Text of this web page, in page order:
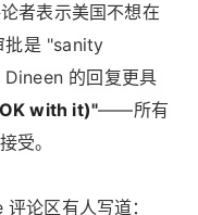
者表示美国不想在
批是 "sanity
的回复更具
with it)"——所有
受。
论区有人写道：